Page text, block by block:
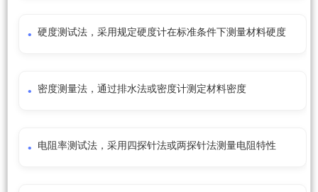
硬度测试法，采用规定硬度计在标准条件下测量材料硬度
密度测量法，通过排水法或密度计测定材料密度
电阻率测试法，采用四探针法或两探针法测量电阻特性